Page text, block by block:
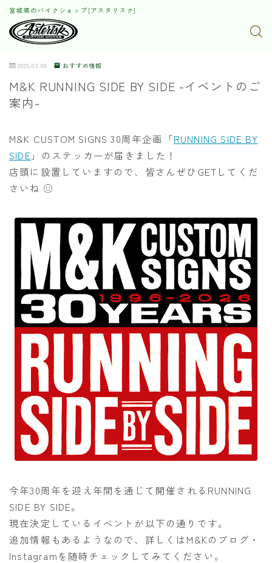
宮城県のバイクショップ[アスタリスク]
2026.03.08 おすすめ情報
M&K RUNNING SIDE BY SIDE -イベントのご
案内-
M&K CUSTOM SIGNS 30周年企画「RUNNING SIDE BY
SIDE 」のステッカーが届きました！
店頭に設置していますので、皆さんぜひGETしてくだ
さいね
今年30周年を迎え年間を通じて開催されるRUNNING
SIDE BY SIDE。
現在決定しているイベントが以下の通りです。
追加情報もあるようなので、詳しくはM&Kのブログ・
Instagramを随時チェックしてみてください。